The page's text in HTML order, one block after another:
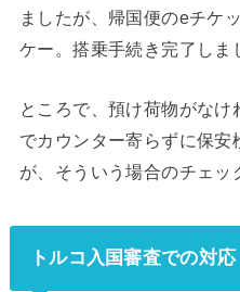
ましたが、帰国便のeチケ
ケー。搭乗手続き完了しま
ところで、預け荷物がな
でカウンター寄らずに保
が、そういう場合のチェッ
トルコ入国審査での対応